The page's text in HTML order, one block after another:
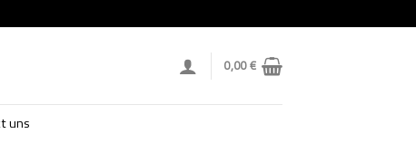
0,00€
uns